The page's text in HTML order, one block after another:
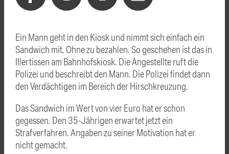
Ein Mann geht in den Kiosk und nimmt sich einfach ein
Sandwich mit. Ohne zu bezahlen. So geschehen ist das in
Illertissen am Bahnhofskiosk. Die Angestellte ruft die
Polizei und beschreibt den Mann. Die Polizei findet dann
den Verdächtigen im Bereich der Hirschkreuzung.
Das Sandwich im Wert von vier Euro hat er schon
gegessen. Den 35-Jährigen erwartet jetzt ein
Strafverfahren. Angaben zu seiner Motivation hat er
nicht gemacht.